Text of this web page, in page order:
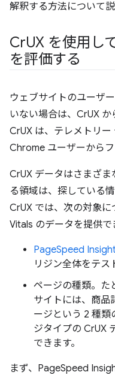
解釈する方法について説
CrUX を使用し
を評価する
ウェブサイトのユーザ
いない場合は、CrUX か
CrUX は、テレメトリ
Chrome ユーザーからフ
CrUX データはさまざ
る領域は、探している
CrUX では、次の対象
Vitals のデータを提供で
PageSpeed
リジン全体をテス
ページの種類。た
サイトには、商品
ージという 2 種類
ジタイプの CrUX
できます。
まず、PageSpeed